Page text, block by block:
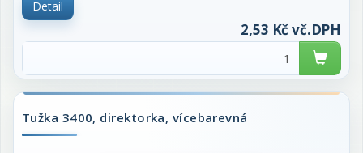
Detail
2,53 Kč vč.DPH
Tužka 3400, direktorka, vícebarevná